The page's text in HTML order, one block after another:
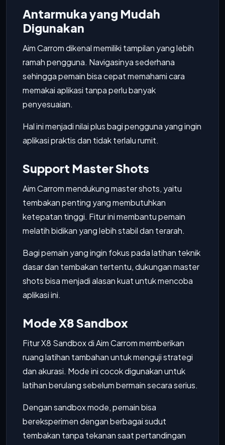
Antarmuka yang Mudah
Digunakan
Aim Carrom dikenal memiliki tampilan yang lebih
ramah pengguna. Navigasinya sederhana
sehingga pemain bisa cepat memahami cara
memakai aplikasi tanpa perlu banyak
penyesuaian.
Hal ini menjadi nilai plus bagi pengguna yang ingin
aplikasi praktis dan tidak terlalu rumit.
Support Master Shots
Aim Carrom mendukung master shots, yaitu
tembakan penting yang membutuhkan
ketepatan tinggi. Fitur ini membantu pemain
melatih bidikan yang lebih stabil dan terarah.
Bagi pemain yang ingin fokus pada latihan teknik
dasar dan tembakan tertentu, dukungan master
shots bisa menjadi alasan kuat untuk mencoba
aplikasi ini.
Mode X8 Sandbox
Fitur X8 Sandbox di Aim Carrom memberikan
ruang latihan tambahan untuk menguji strategi
dan akurasi. Mode ini cocok digunakan untuk
latihan berulang sebelum bermain secara serius.
Dengan sandbox mode, pemain bisa
bereksperimen dengan berbagai sudut
tembakan tanpa tekanan saat pertandingan